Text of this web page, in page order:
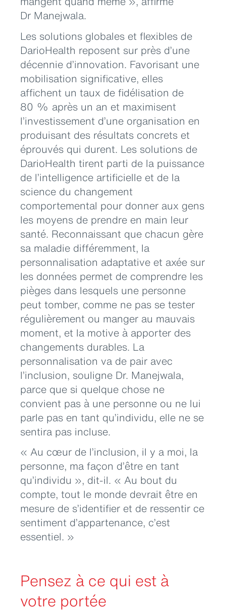
Dr Manejwala.
Les solutions globales et flexibles de
DarioHealth reposent sur près d’une
décennie d’innovation. Favorisant une
mobilisation significative, elles
affichent un taux de fidélisation de
80 % après un an et maximisent
l’investissement d’une organisation en
produisant des résultats concrets et
éprouvés qui durent. Les solutions de
DarioHealth tirent parti de la puissance
de l’intelligence artificielle et de la
science du changement
comportemental pour donner aux gens
les moyens de prendre en main leur
santé. Reconnaissant que chacun gère
sa maladie différemment, la
personnalisation adaptative et axée sur
les données permet de comprendre les
pièges dans lesquels une personne
peut tomber, comme ne pas se tester
régulièrement ou manger au mauvais
moment, et la motive à apporter des
changements durables. La
personnalisation va de pair avec
l’inclusion, souligne Dr. Manejwala,
parce que si quelque chose ne
convient pas à une personne ou ne lui
parle pas en tant qu’individu, elle ne se
sentira pas incluse.
« Au cœur de l’inclusion, il y a moi, la
personne, ma façon d’être en tant
qu’individu », dit-il. « Au bout du
compte, tout le monde devrait être en
mesure de s’identifier et de ressentir ce
sentiment d’appartenance, c’est
essentiel. »
Pensez à ce qui est à
votre portée